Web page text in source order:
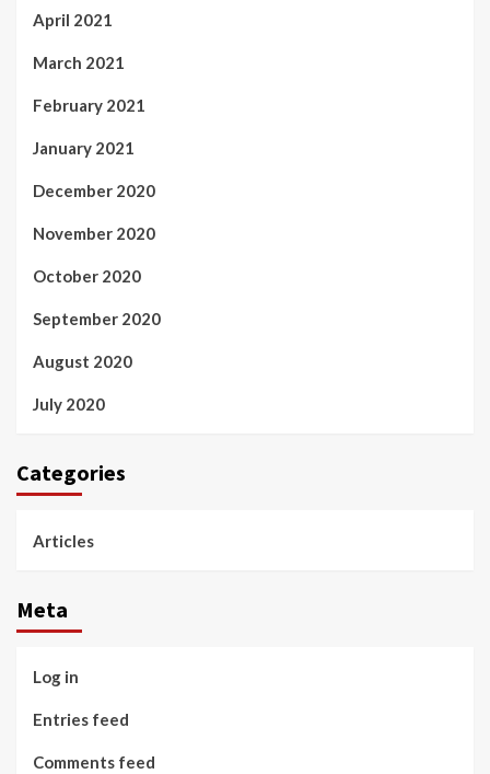
April 2021
March 2021
February 2021
January 2021
December 2020
November 2020
October 2020
September 2020
August 2020
July 2020
Categories
Articles
Meta
Log in
Entries feed
Comments feed